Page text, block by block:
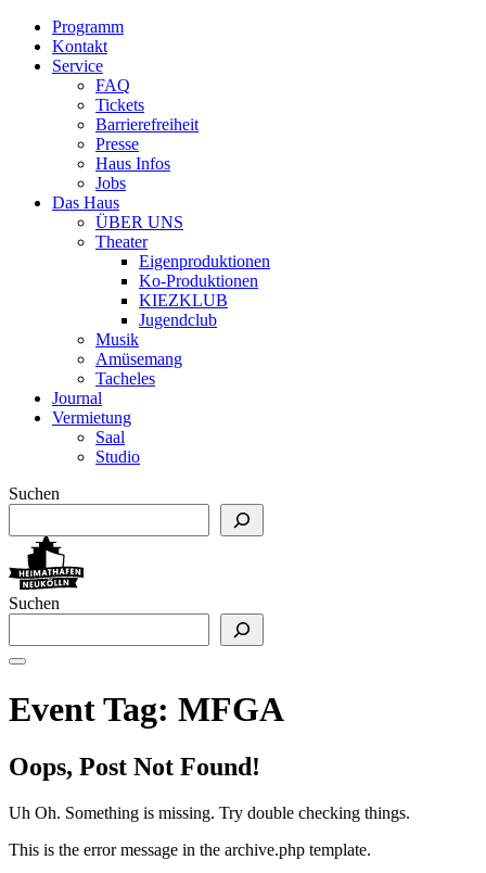
Programm
Kontakt
Service
FAQ
Tickets
Barrierefreiheit
Presse
Haus Infos
Jobs
Das Haus
ÜBER UNS
Theater
Eigenproduktionen
Ko-Produktionen
KIEZKLUB
Jugendclub
Musik
Amüsemang
Tacheles
Journal
Vermietung
Saal
Studio
Suchen
Suchen
Event Tag: MFGA
Oops, Post Not Found!
Uh Oh. Something is missing. Try double checking things.
This is the error message in the archive.php template.